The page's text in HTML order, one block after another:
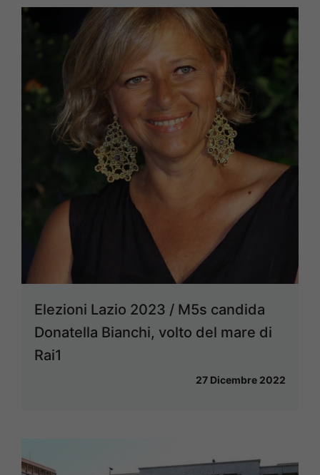
Elezioni Lazio 2023 / M5s candida
Donatella Bianchi, volto del mare di
Rai1
27 Dicembre 2022